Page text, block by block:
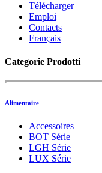
Télécharger
Emploi
Contacts
Français
Categorie Prodotti
Alimentaire
Accessoires
BOT Série
LGH Série
LUX Série